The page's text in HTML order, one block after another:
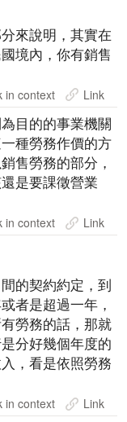
來說明，其實在
境內，你有銷售
in context Link
目的的事業機關
種勞務作價的方
售勞務的部分，
是要課徵營業
in context Link
的契約約定，到
者是超過一年，
勞務的話，那就
分好幾個年度的
，看是依照勞務
in context Link